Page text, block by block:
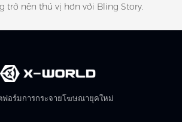
trở nên thú vị hơn với Bling Story.
ฟอร์มการกระจายโฆษณายุคใหม่